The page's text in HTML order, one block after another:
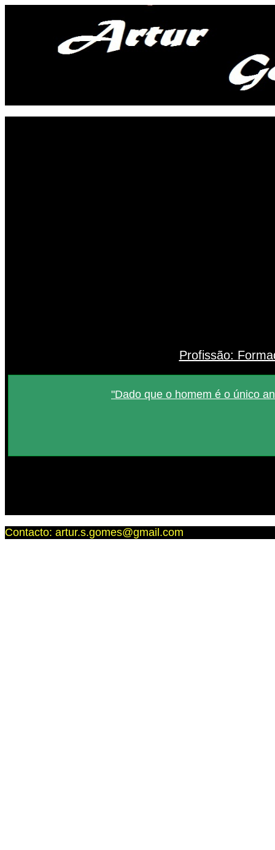
Profissão:
"Dado que o homem é o único
Contacto: artur.s.gomes@gmail.com